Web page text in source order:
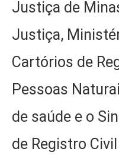
Justiça de
Justiça,
Cartórios de
Pessoas
de saúde e o
de Registro